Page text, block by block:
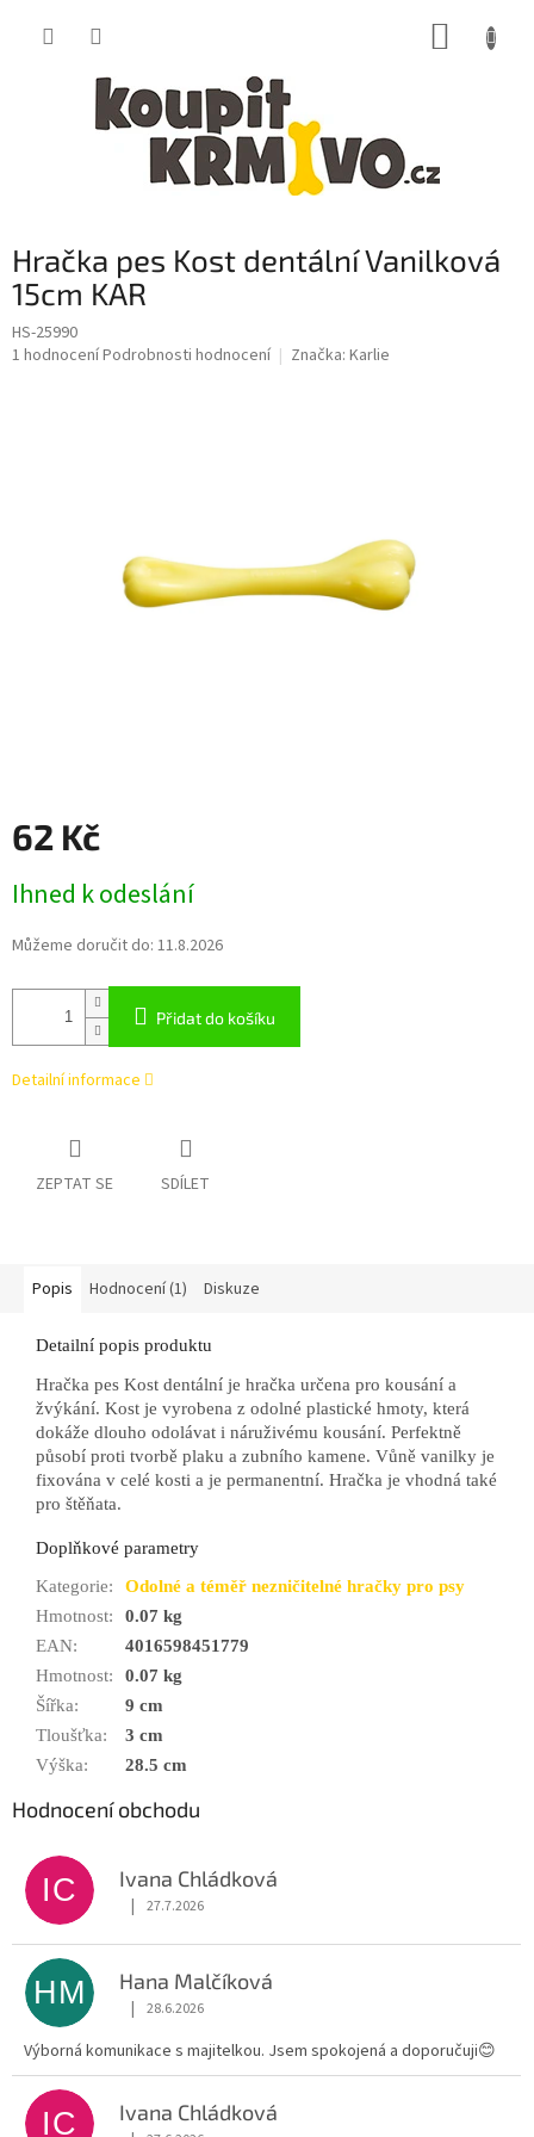
Hračka pes Kost dentální Vanilková
15cm KAR
HS-25990
Průměrné
1 hodnoceníPodrobnosti hodnocení Značka: Karlie
62 Kč
cena:
Ihned k odeslání
Můžeme doručit do: 11.8.2026
Přidat do košíku
Detailní informace
ZEPTAT SE SDÍLET
Popis Hodnocení (1) Diskuze
Detailní popis produktu
Hračka pes Kost dentální je hračka určena pro kousání a
žvýkání. Kost je vyrobena z odolné plastické hmoty, která
dokáže dlouho odolávat i náruživému kousání. Perfektně
působí proti tvorbě plaku a zubního kamene. Vůně vanilky je
fixována v celé kosti a je permanentní. Hračka je vhodná také
pro štěňata.
Doplňkové parametry
Kategorie:
Odolné a téměř nezničitelné hračky pro psy
Hmotnost:
0.07 kg
EAN:
4016598451779
Hmotnost:
0.07 kg
Šířka:
9 cm
Tloušťka:
3 cm
Výška: 28.5 cm
Hodnocení obchodu
IC Ivana Chládková
Hodnocení obchodu je 5 z 5 hvězdiček.
| 27.7.2026
HM Hana Malčíková
Hodnocení obchodu je 5 z 5 hvězdiček.
| 28.6.2026
Výborná komunikace s majitelkou. Jsem spokojená a doporučuji😊
IC Ivana Chládková